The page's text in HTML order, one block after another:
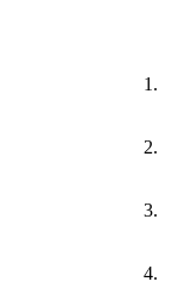
1.
2.
3.
4.